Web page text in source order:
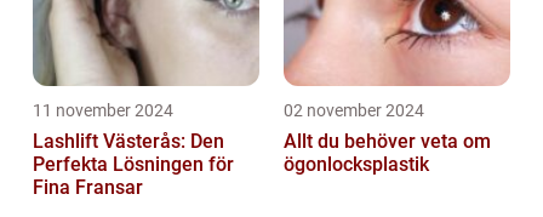
11 november 2024
Lashlift Västerås: Den
Perfekta Lösningen för
Fina Fransar
02 november 2024
Allt du behöver veta om
ögonlocksplastik